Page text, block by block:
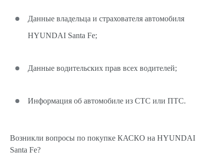
Данные владельца и страхователя автомобиля
HYUNDAI Santa Fe;
Данные водительских прав всех водителей;
Информация об автомобиле из СТС или ПТС.
Возникли вопросы по покупке КАСКО на HYUNDAI
Santa Fe?